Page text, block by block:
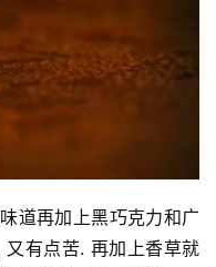
道再加上黑巧克力和广
有点苦. 再加上香草就